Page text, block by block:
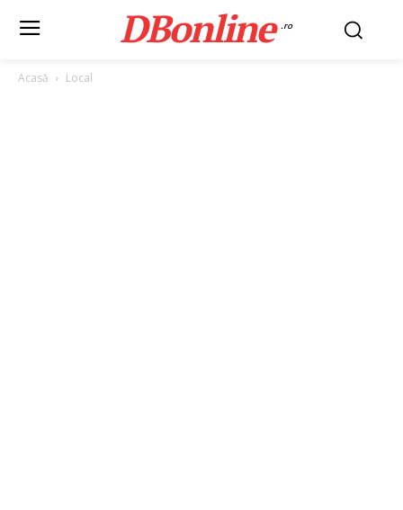
DBonline .ro
Acasă Local